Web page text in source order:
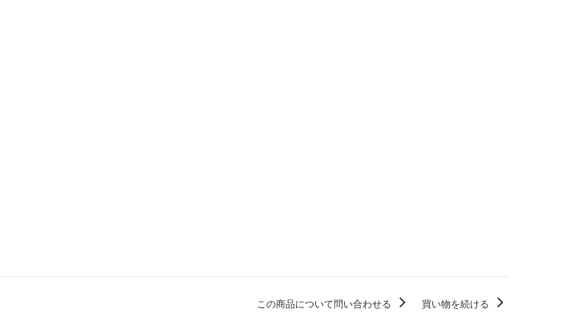
この商品について問い合わせる 買い物を続ける